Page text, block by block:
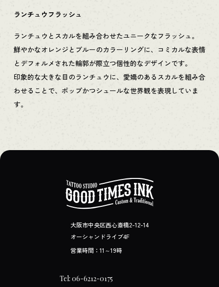
ランチュウフラッシュ
ランチュウとスカルを組み合わせたユニークなフラッシュ。
鮮やかなオレンジとブルーのカラーリングに、コミカルな表情
とデフォルメされた輪郭が際立つ個性的なデザインです。
印象的な大きな目のランチュウに、愛嬌のあるスカルを組み合
わせることで、ポップかつシュールな世界観を表現していま
す。
大阪市中央区西心斎橋2-12-14
オーシャンドライブ4F
営業時間：11～19時
Tel: 06-6212-0175